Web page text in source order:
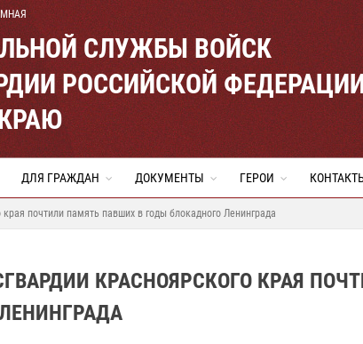
СЛУЖБЫ ВОЙСК
РОССИЙСКОЙ
ДЛЯ ГРАЖДАН ДОКУМЕНТЫ ГЕРОИ
почтили память павших в годы блокадного Ленинграда
КРАСНОЯРСКОГО КРАЯ